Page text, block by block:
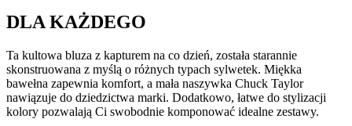
DLA KAŻDEGO
Ta kultowa bluza z kapturem na co dzień, została starannie
skonstruowana z myślą o różnych typach sylwetek. Miękka
bawełna zapewnia komfort, a mała naszywka Chuck Taylor
nawiązuje do dziedzictwa marki. Dodatkowo, łatwe do stylizacji
kolory pozwalają Ci swobodnie komponować idealne zestawy.